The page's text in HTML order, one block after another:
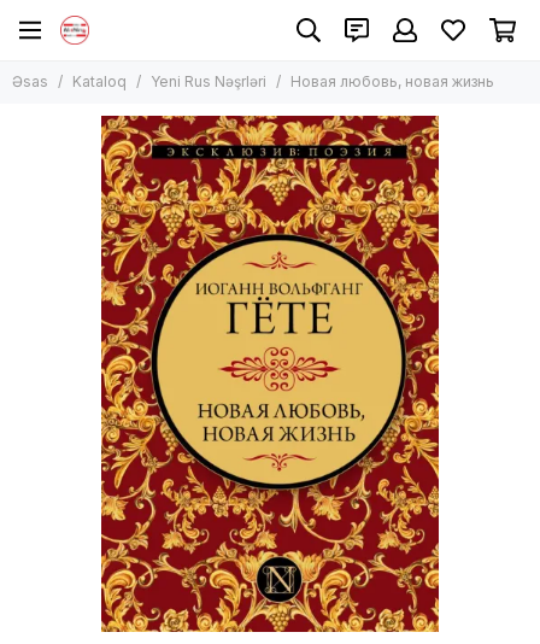
Əsas Kataloq Yeni Rus Nəşrləri Новая любовь, новая жизнь